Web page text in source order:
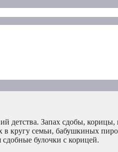
детства. Запах сдобы,
кругу семьи, бабушкиных
булочки с корицей.